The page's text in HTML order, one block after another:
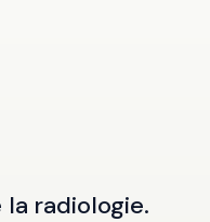
la radiologie.